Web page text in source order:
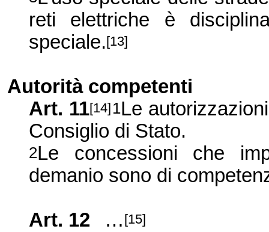
reti elettriche è
speciale.[13]
Autorità competenti
Art. 11[14] 1Le
Consiglio di Stato.
2Le concessioni che
demanio sono di
Art. 12 … [15]